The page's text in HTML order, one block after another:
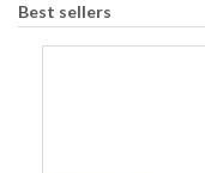
Best sellers